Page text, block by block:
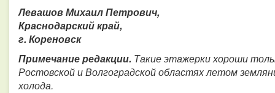
Левашов Михаил Петрович,
Краснодарский край,
г. Кореновск
Примечание редакции. Такие этажерки хороши
Ростовской и Волгоградской областях летом
холода.